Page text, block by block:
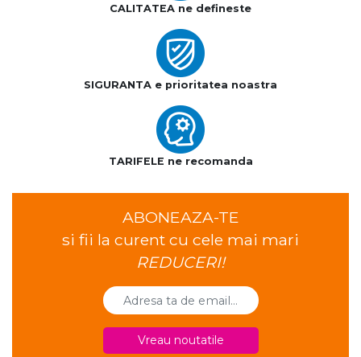
CALITATEA ne defineste
SIGURANTA e prioritatea noastra
TARIFELE ne recomanda
ABONEAZA-TE
si fii la curent cu cele mai mari
REDUCERI!
Vreau noutatile